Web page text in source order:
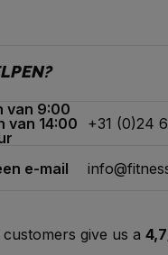
van 9:00
van 14:00
+31 (0)24
e-mail
customers give us a 4,7